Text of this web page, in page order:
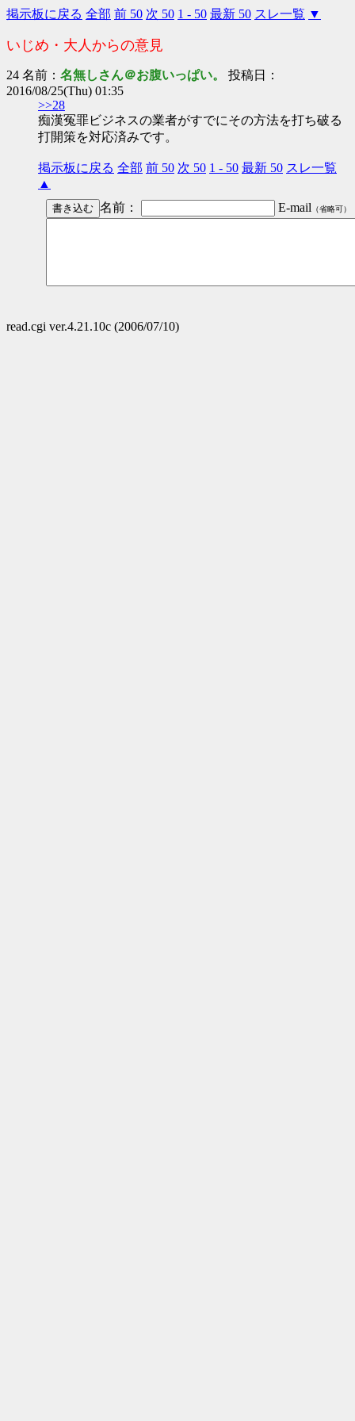
掲示板に戻る 全部 前 50 次 50 1 - 50 最新 50 スレ一覧 ▼
いじめ・大人からの意見
24 名前： 名無しさん＠お腹いっぱい。 投稿日：
2016/08/25(Thu) 01:35
>>28
痴漢冤罪ビジネスの業者がすでにその方法を打ち破る
打開策を対応済みです。
掲示板に戻る 全部 前 50 次 50 1 - 50 最新 50 スレ一覧
▲
名前：
E-mail （省略可）
read.cgi ver.4.21.10c (2006/07/10)